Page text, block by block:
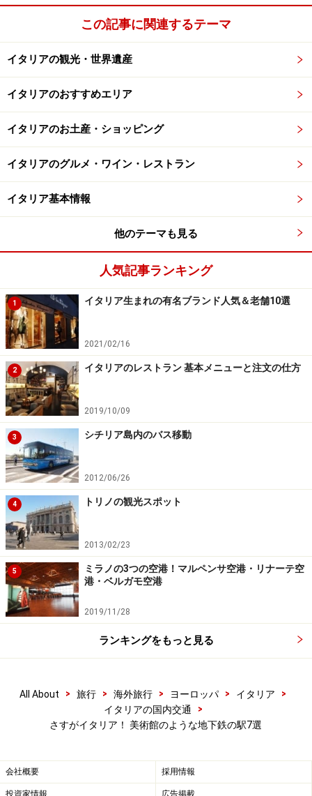
光スポットは、サンテルモ城、サン・マルティーノ修道
院（美術館）、公園ヴィッラ・フロリディアーナと園内
ヴァンヴィテッリ駅ホームのモザイク画（Isabella Mosca
Ducrot作）、駅の設計はMichele Capobiancoによる。 (c)Ewa
Kawamura
２．ダンテ駅（Stazione Dante） ★
イタリアの中世の詩人ダンテの作品から引用した文章を使っ
たダンテ駅の電光アート。 (c)Ewa Kawamura
鋳鉄に靴や古着をはさんだアートなダンテ駅の壁面（Jannis
Kounellis作） (c)Ewa Kawamura
ナポリの下町に近い、ダンテ広場の真上にある駅で、
2002年に開業しました。広場の中心にはイタリア中世の
大詩人ダンテの立像があり、駅の内部で最も目立つ位置
の壁面には、ダンテの『饗宴（Il Convivio）』（1307
年）からの引用文を使った電光アート（Joseph Kosuth
作）が飾られています。もちろん他にも様々なアーティ
ストの作品がある駅です。歩いて行かれる最寄りの観光
スポットは、スパッカ・ナポリ、トリブナーリ通りの人
気ピッツェリア群、プレゼピオ（クリスマス飾りの人
形）の工房が集中するサン・グレゴリオ・アルメーノ通
りなど。
ナポリ地下鉄1号線ダンテ駅の壁面アート（Nicola De Maria
３．ガリバルディ駅（Stazione Garibaldi)
★
この記事に関連するテーマ
イタリアの観光・世界遺産
イタリアのおすすめエリア
イタリアのお土産・ショッピング
イタリアのグルメ・ワイン・レストラン
イタリア基本情報
他のテーマも見る
人気記事ランキング
1 イタリア生まれの有名ブランド人気＆老舗10選
2021/02/16
2 イタリアのレストラン 基本メニューと注文の仕方
2019/10/09
3 シチリア島内のバス移動
2012/06/26
4 トリノの観光スポット
2013/02/23
5
ミラノの3つの空港！マルペンサ空港・リナーテ空
港・ベルガモ空港
2019/11/28
ランキングをもっと見る
All About > 旅行 > 海外旅行 > ヨーロッパ > イタリア
>
イタリアの国内交通
>
さすがイタリア！ 美術館のような地下鉄の駅7選
会社概要 採用情報
投資家情報 広告掲載